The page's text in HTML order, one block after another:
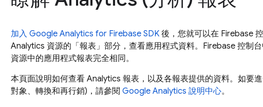
加入 Google Analytics for Firebase SDK 後，您就可以在 Firebase
Analytics 資源的「報表」 部分，查看應用程式資料。 Firebase 控制
資源中的應用程式報表完全相同。
本頁面說明如何查看 Analytics 報表，以及各報表提供的資料。如要
對象、轉換和再行銷)，請參閱 Google Analytics 說明中心。